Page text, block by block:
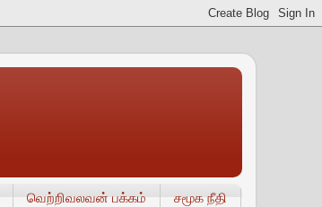
வெற்றிவலவன் பக்கம்
சமூக நீதி